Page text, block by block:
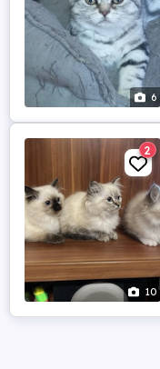
6
10
2